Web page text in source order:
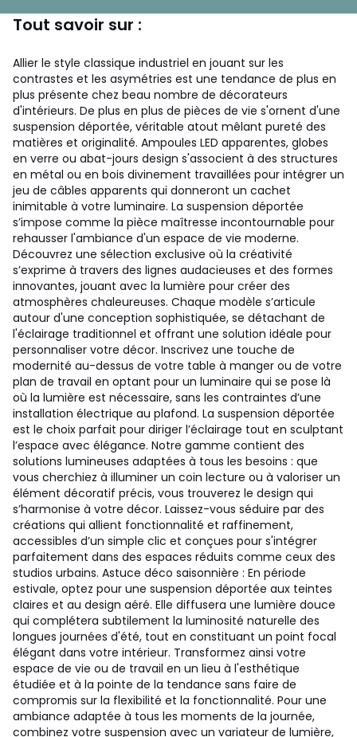
Tout savoir sur :
Allier le style classique industriel en jouant sur les
contrastes et les asymétries est une tendance de plus en
plus présente chez beau nombre de décorateurs
d'intérieurs. De plus en plus de pièces de vie s'ornent d'une
suspension déportée, véritable atout mêlant pureté des
matières et originalité. Ampoules LED apparentes, globes
en verre ou abat-jours design s'associent à des structures
en métal ou en bois divinement travaillées pour intégrer un
jeu de câbles apparents qui donneront un cachet
inimitable à votre luminaire. La suspension déportée
s’impose comme la pièce maîtresse incontournable pour
rehausser l'ambiance d'un espace de vie moderne.
Découvrez une sélection exclusive où la créativité
s’exprime à travers des lignes audacieuses et des formes
innovantes, jouant avec la lumière pour créer des
atmosphères chaleureuses. Chaque modèle s’articule
autour d'une conception sophistiquée, se détachant de
l'éclairage traditionnel et offrant une solution idéale pour
personnaliser votre décor. Inscrivez une touche de
modernité au-dessus de votre table à manger ou de votre
plan de travail en optant pour un luminaire qui se pose là
où la lumière est nécessaire, sans les contraintes d’une
installation électrique au plafond. La suspension déportée
est le choix parfait pour diriger l’éclairage tout en sculptant
l’espace avec élégance. Notre gamme contient des
solutions lumineuses adaptées à tous les besoins : que
vous cherchiez à illuminer un coin lecture ou à valoriser un
élément décoratif précis, vous trouverez le design qui
s’harmonise à votre décor. Laissez-vous séduire par des
créations qui allient fonctionnalité et raffinement,
accessibles d’un simple clic et conçues pour s'intégrer
parfaitement dans des espaces réduits comme ceux des
studios urbains. Astuce déco saisonnière : En période
estivale, optez pour une suspension déportée aux teintes
claires et au design aéré. Elle diffusera une lumière douce
qui complétera subtilement la luminosité naturelle des
longues journées d'été, tout en constituant un point focal
élégant dans votre intérieur. Transformez ainsi votre
espace de vie ou de travail en un lieu à l'esthétique
étudiée et à la pointe de la tendance sans faire de
compromis sur la flexibilité et la fonctionnalité. Pour une
ambiance adaptée à tous les moments de la journée,
combinez votre suspension avec un variateur de lumière,